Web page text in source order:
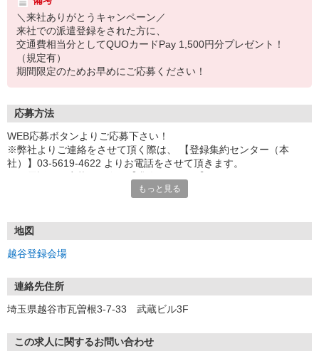
＼来社ありがとうキャンペーン／
来社での派遣登録をされた方に、
交通費相当分としてQUOカードPay 1,500円分プレゼント！
（規定有）
期間限定のためお早めにご応募ください！
応募方法
WEB応募ボタンよりご応募下さい！
※弊社よりご連絡をさせて頂く際は、 【登録集約センター（本
社）】03-5619-4622 よりお電話をさせて頂きます。
ご覧頂いたお仕事をご案内させて頂く前に、登録説明会（下記住
ご応募頂いた際に会場の詳細日程をご案内させて頂きます。
もっと見る
地図
越谷登録会場
連絡先住所
埼玉県越谷市瓦曽根3-7-33 武蔵ビル3F
この求人に関するお問い合わせ